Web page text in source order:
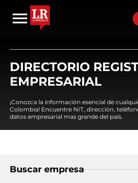
DIRECTORIO
EMPRESARIAL
¡Conozca la información esencial de
Colombia! Encuentre NIT, dirección,
datos empresarial mas grande del país.
Buscar empresa